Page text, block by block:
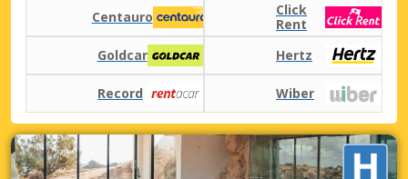
Centauro
Click
Rent
Goldcar
Hertz
Record Wiber